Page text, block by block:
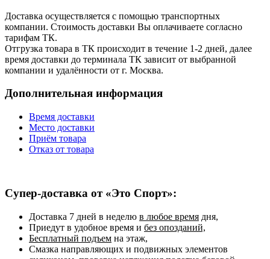
Доставка осуществляется с помощью транспортных
компании. Стоимость доставки Вы оплачиваете согласно
тарифам ТК.
Отгрузка товара в ТК происходит в течение 1-2 дней, далее
время доставки до терминала ТК зависит от выбранной
компании и удалённости от г. Москва.
Дополнительная информация
Время доставки
Место доставки
Приём товара
Отказ от товара
Супер-доставка от «Это Спорт»:
Доставка 7 дней в неделю в любое время дня,
Приедут в удобное время и без опозданий,
Бесплатный подъем на этаж,
Смазка направляющих и подвижных элементов